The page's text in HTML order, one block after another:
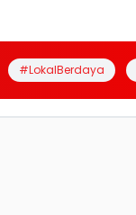
#LokalBerdaya